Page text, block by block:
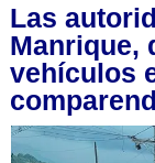
Las
Manrique,
vehículos